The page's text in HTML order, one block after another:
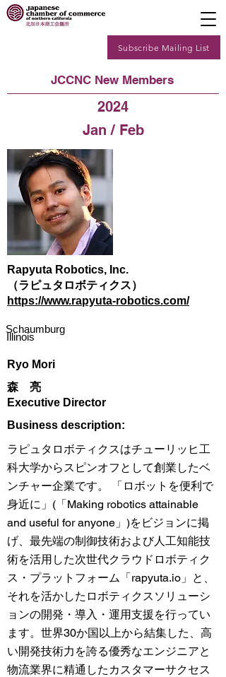
Subscribe Mailing List
JCCNC New Members
2024
Jan / Feb
Rapyuta Robotics, Inc.
（ラピュタロボティクス）
https://www.rapyuta-robotics.com/
Ryo Mori
森 亮
Executive Director
​Business description:
ラピュタロボティクスはチューリッヒ工
科大学からスピンオフとして創業したベ
ンチャー企業です。 「ロボットを便利で
身近に」(「Making robotics attainable
and useful for anyone」)をビジョンに掲
げ、最先端の制御技術および人工知能技
術を活用した次世代クラウドロボティク
ス・プラットフォーム「rapyuta.io」と、
それを活かしたロボティクスソリューシ
ョンの開発・導入・運用支援を行ってい
ます。世界30か国以上から結集した、高
い開発技術力を誇る優秀なエンジニアと
物流業界に精通したカスタマーサクセス
Schaumburg
Illinois